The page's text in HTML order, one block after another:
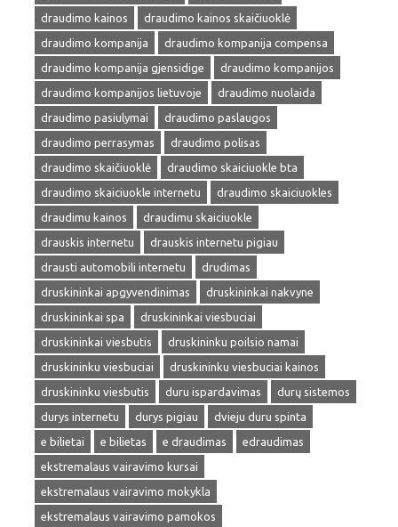
draudimo kainos
draudimo kainos skaičiuoklė
draudimo kompanija
draudimo kompanija compensa
draudimo kompanija gjensidige
draudimo kompanijos
draudimo kompanijos lietuvoje
draudimo nuolaida
draudimo pasiulymai
draudimo paslaugos
draudimo perrasymas
draudimo polisas
draudimo skaičiuoklė
draudimo skaiciuokle bta
draudimo skaiciuokle internetu
draudimo skaiciuokles
draudimu kainos
draudimu skaiciuokle
drauskis internetu
drauskis internetu pigiau
drausti automobili internetu
drudimas
druskininkai apgyvendinimas
druskininkai nakvyne
druskininkai spa
druskininkai viesbuciai
druskininkai viesbutis
druskininku poilsio namai
druskininku viesbuciai
druskininku viesbuciai kainos
druskininku viesbutis
duru ispardavimas
durų sistemos
durys internetu
durys pigiau
dvieju duru spinta
e bilietai
e bilietas e draudimas
edraudimas
ekstremalaus vairavimo kursai
ekstremalaus vairavimo mokykla
ekstremalaus vairavimo pamokos